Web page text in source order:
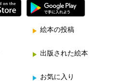
絵本の投稿
出版された絵本
お気に入り